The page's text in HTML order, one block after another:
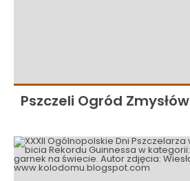
Pszczeli Ogród Zmysłów